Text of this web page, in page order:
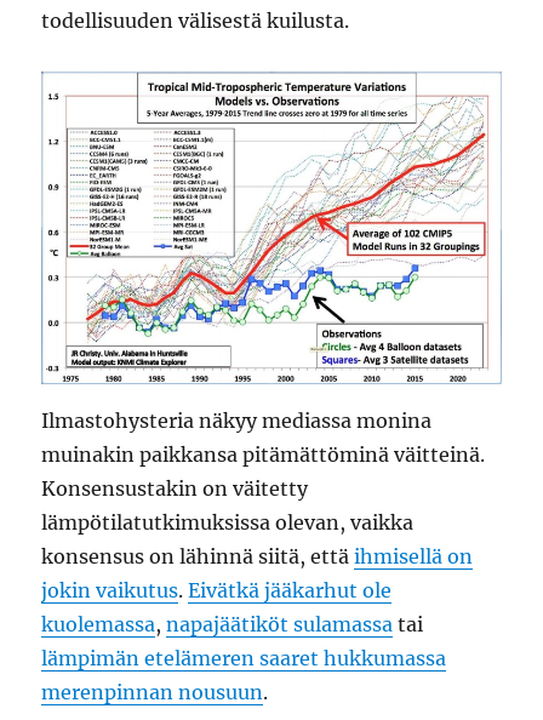
todellisuuden välisestä kuilusta.
Ilmastohysteria näkyy mediassa monina
muinakin paikkansa pitämättöminä väitteinä.
Konsensustakin on väitetty
lämpötilatutkimuksissa olevan, vaikka
konsensus on lähinnä siitä, ettäihmisellä on
jokin vaikutus.Eivätkä jääkarhut ole
kuolemassa,napajäätiköt sulamassa tai
lämpimän etelämeren saaret hukkumassa
merenpinnan nousuun.